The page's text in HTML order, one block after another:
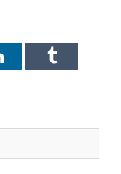
LinkedInTumblr